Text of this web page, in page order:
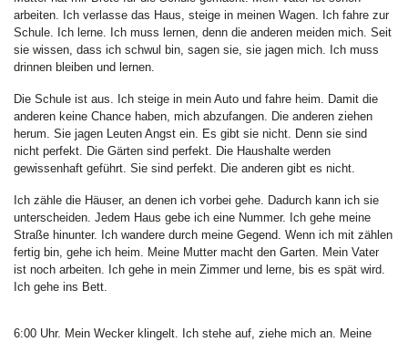
arbeiten. Ich verlasse das Haus, steige in meinen Wagen. Ich fahre zur
Schule. Ich lerne. Ich muss lernen, denn die anderen meiden mich. Seit
sie wissen, dass ich schwul bin, sagen sie, sie jagen mich. Ich muss
drinnen bleiben und lernen.
Die Schule ist aus. Ich steige in mein Auto und fahre heim. Damit die
anderen keine Chance haben, mich abzufangen. Die anderen ziehen
herum. Sie jagen Leuten Angst ein. Es gibt sie nicht. Denn sie sind
nicht perfekt. Die Gärten sind perfekt. Die Haushalte werden
gewissenhaft geführt. Sie sind perfekt. Die anderen gibt es nicht.
Ich zähle die Häuser, an denen ich vorbei gehe. Dadurch kann ich sie
unterscheiden. Jedem Haus gebe ich eine Nummer. Ich gehe meine
Straße hinunter. Ich wandere durch meine Gegend. Wenn ich mit zählen
fertig bin, gehe ich heim. Meine Mutter macht den Garten. Mein Vater
ist noch arbeiten. Ich gehe in mein Zimmer und lerne, bis es spät wird.
Ich gehe ins Bett.
6:00 Uhr. Mein Wecker klingelt. Ich stehe auf, ziehe mich an. Meine